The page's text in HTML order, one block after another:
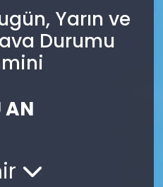
Yarın ve
Durumu
AN